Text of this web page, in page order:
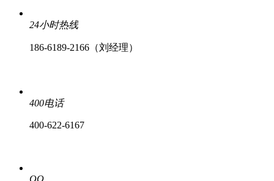
24小时热线
186-6189-2166（刘经理）
400电话
400-622-6167